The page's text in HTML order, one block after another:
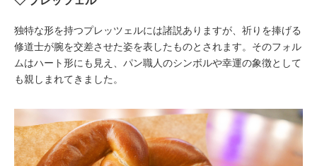
独特な形を持つプレッツェルには諸説ありますが、祈りを捧げる
修道士が腕を交差させた姿を表したものとされます。そのフォル
ムはハート形にも見え、パン職人のシンボルや幸運の象徴として
も親しまれてきました。